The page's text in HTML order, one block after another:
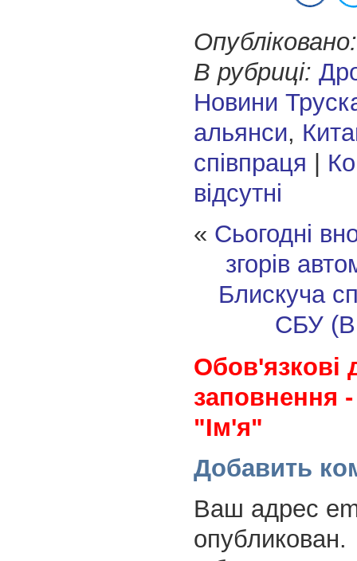
Опубліковано:
В рубриці:
Новини
альянси,
співпраця
відсутні
« Сьогодні
згорів
Блискуча
СБУ
Обов'язкові
заповнення
"Ім'я"
Добавить
Ваш адрес
опубликован.